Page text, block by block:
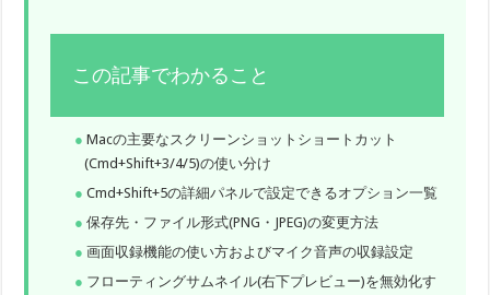
この記事でわかること
Macの主要なスクリーンショットショートカット
(Cmd+Shift+3/4/5)の使い分け
Cmd+Shift+5の詳細パネルで設定できるオプション一覧
保存先・ファイル形式(PNG・JPEG)の変更方法
画面収録機能の使い方およびマイク音声の収録設定
フローティングサムネイル(右下プレビュー)を無効化す